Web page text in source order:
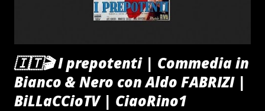
volta le crederà. Angela sta presso un'austera e insensibile
🇮🇹🎬 I prepotenti | Commedia in
Bianco & Nero con Aldo FABRIZI |
BiLLaCCioTV | CiaoRino1